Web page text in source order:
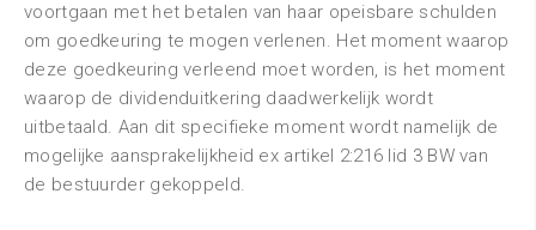
voortgaan met het betalen van haar opeisbare schulden
om goedkeuring te mogen verlenen. Het moment waarop
deze goedkeuring verleend moet worden, is het moment
waarop de dividenduitkering daadwerkelijk wordt
uitbetaald. Aan dit specifieke moment wordt namelijk de
mogelijke aansprakelijkheid ex artikel 2:216 lid 3 BW van
de bestuurder gekoppeld.